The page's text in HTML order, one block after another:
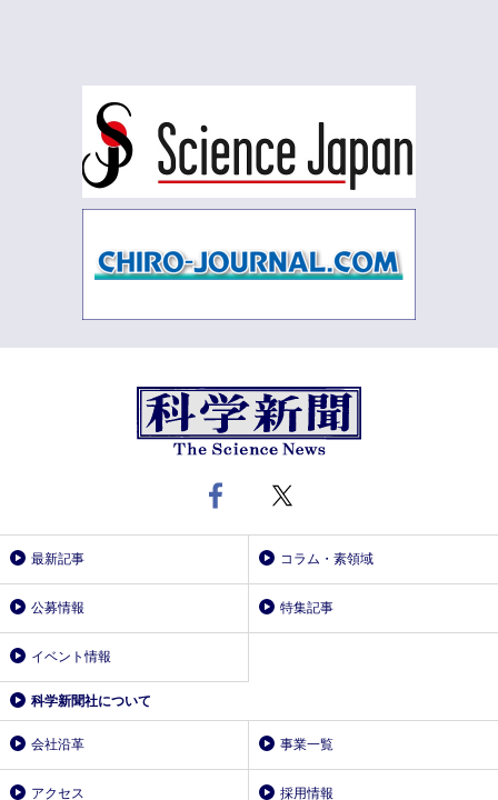
最新記事 コラム・素領域
公募情報 特集記事
イベント情報
科学新聞社について
会社沿革 事業一覧
アクセス 採用情報